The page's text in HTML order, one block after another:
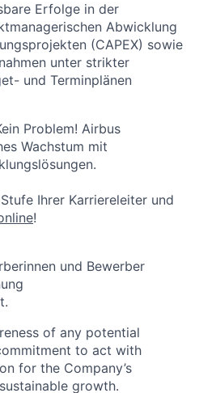
Erfolge in der
Abwicklung
(CAPEX) sowie
unter strikter
und Terminplänen
Problem! Airbus
Wachstum mit
Ihrer Karriereleiter und
!
und Bewerber
of any potential
to act with
for the Company’s
growth.